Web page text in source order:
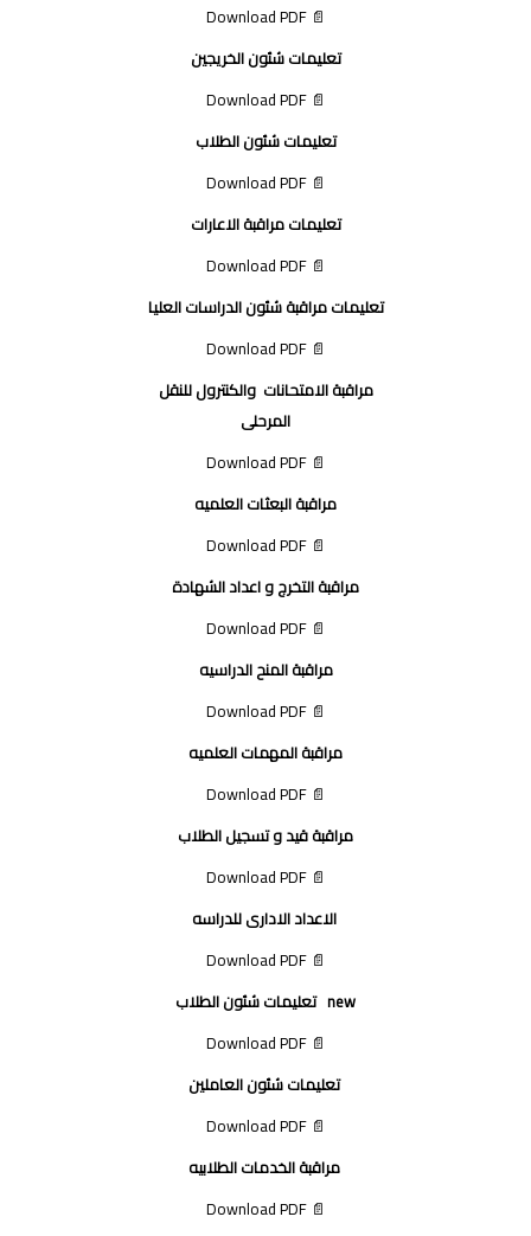
📄 Download PDF
تعليمات شئون الخريجين
📄 Download PDF
تعليمات شئون الطلاب
📄 Download PDF
تعليمات مراقبة الاعارات
📄 Download PDF
تعليمات مراقبة شئون الدراسات العليا
📄 Download PDF
مراقبة الامتحانات والكنترول للنقل
المرحلى
📄 Download PDF
مراقبة البعثات العلميه
📄 Download PDF
مراقبة التخرج و اعداد الشهادة
📄 Download PDF
مراقبة المنح الدراسيه
📄 Download PDF
مراقبة المهمات العلميه
📄 Download PDF
مراقبة قيد و تسجيل الطلاب
📄 Download PDF
الاعداد الادارى للدراسه
📄 Download PDF
new تعليمات شئون الطلاب
📄 Download PDF
تعليمات شئون العاملين
📄 Download PDF
مراقبة الخدمات الطلابيه
📄 Download PDF